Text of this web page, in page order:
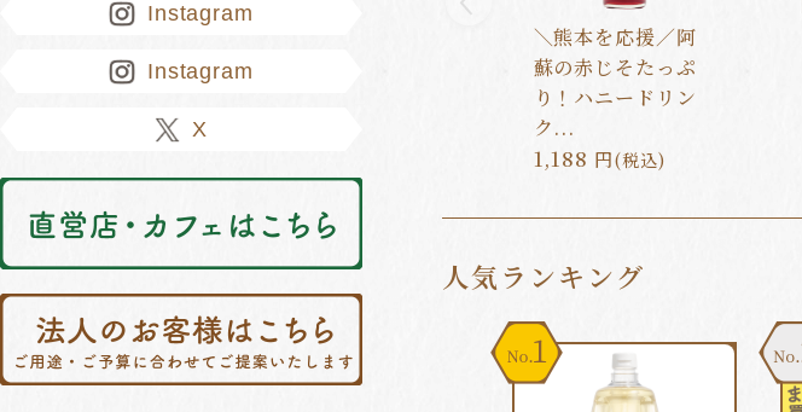
Instagram
Instagram
X
＼熊本を応援／阿
蘇の赤じそたっぷ
り！ハニードリン
ク...
1,188 円(税込)
⼈気ランキング